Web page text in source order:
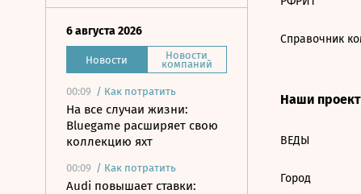
6 августа 2026
Новости Новости
компаний
00:09 / Как потратить
На все случаи жизни:
Bluegame расширяет свою
коллекцию яхт
00:09 / Как потратить
Audi повышает ставки:
Справочник
Наши
ВЕДЫ
Город